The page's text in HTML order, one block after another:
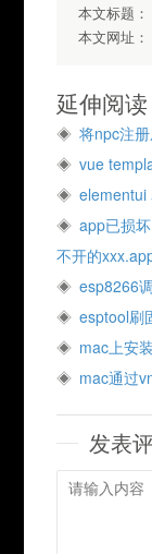
本文标题
本文网址：
延伸阅读
将npc注
vue
elementui
app已损
不开的
esp8266
esptool刷
mac上安
mac通过
发表